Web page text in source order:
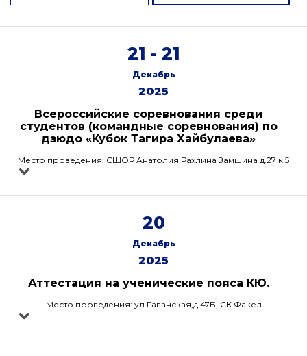
21 - 21
Декабрь
2025
Всероссийские соревнования среди
студентов (командные соревнования) по
дзюдо «Кубок Тагира Хайбулаева»
Место проведения: СШОР Анатолия Рахлина Замшина д.27 к.5
20
Декабрь
2025
Аттестация на ученические пояса КЮ.
Место проведения: ул.Гаванская,д.47Б, СК Факел